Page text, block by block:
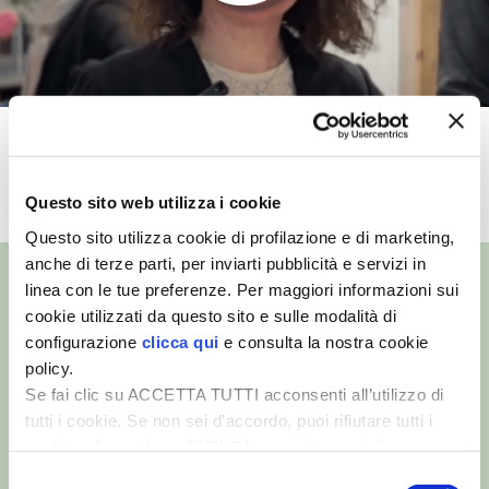
Questo sito web utilizza i cookie
Questo sito utilizza cookie di profilazione e di marketing,
anche di terze parti, per inviarti pubblicità e servizi in
linea con le tue preferenze. Per maggiori informazioni sui
cookie utilizzati da questo sito e sulle modalità di
configurazione clicca qui e consulta la nostra cookie
policy.
Se fai clic su ACCETTA TUTTI acconsenti all’utilizzo di
tutti i cookie. Se non sei d’accordo, puoi rifiutare tutti i
VIGNETO BIO
PENSA ALTERNATIVO
GARDENA
VERONESI
RIMANI A CONTATTO CON LA NATURA
CRESCERE INSIEME
ARCHMAN
VITA IN CAMPAGNA LA FIERA
TUTTI I VIDEO
via Bencivenga-Biondani, 16
37133 Verona - Italia